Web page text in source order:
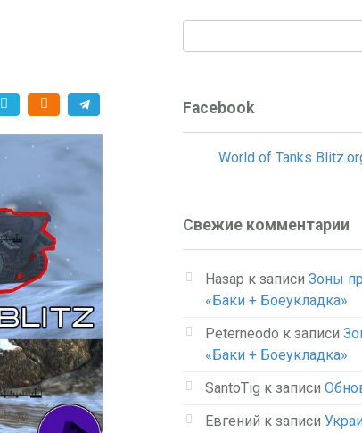
Facebook
World of Tanks
Свежие комментарии
Назар к записи Зоны
«Баки + Боеукладка»
Peterneodo к записи
«Баки + Боеукладка»
SantoTig к записи
Евгений к записи